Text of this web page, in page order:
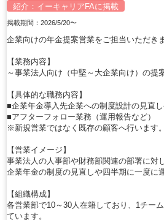
紹介： イーキャリアFAに掲載
掲載期間：2026/5/20〜
企業向けの年金提案営業をご担当いただきま
【業務内容】
～事業法人向け（中堅～大企業向け）の提
【具体的な職務内容】
■企業年金導入先企業への制度設計の見直
■アフターフォロー業務（運用報告など）
※新規営業ではなく既存の顧客へ行います。
【営業イメージ】
事業法人の人事部や財務部関連の部署に対
企業年金の制度の見直しや四半期に一度に
【組織構成】
各営業部で10～30人在籍しており、1チー
ています。